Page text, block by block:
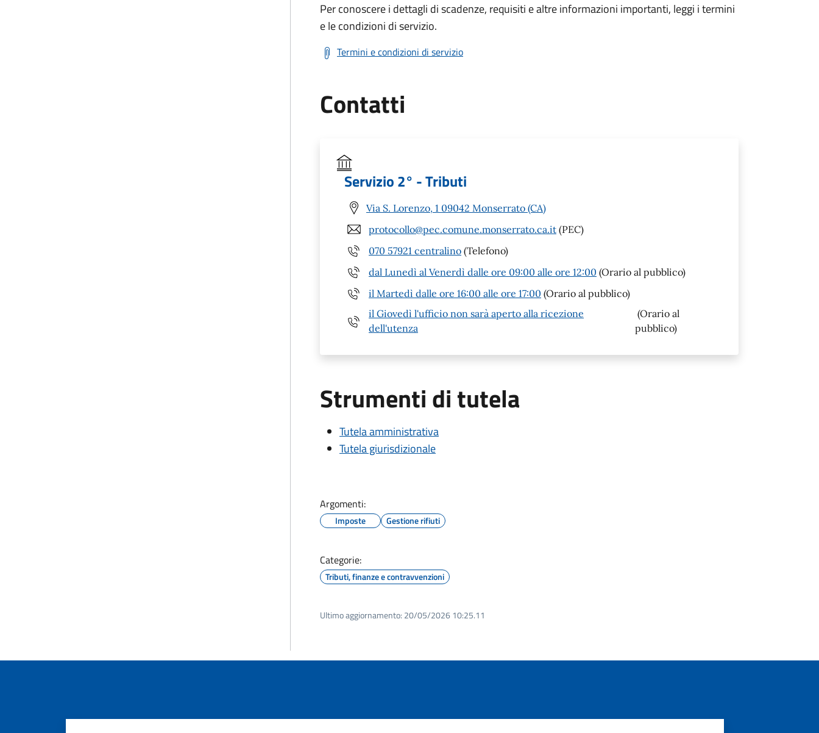
Per conoscere i dettagli di scadenze, requisiti e altre informazioni importanti, leggi i termini
e le condizioni di servizio.
Termini e condizioni di servizio
Contatti
Servizio 2° - Tributi
Via S. Lorenzo, 1 09042 Monserrato (CA)
protocollo@pec.comune.monserrato.ca.it (PEC)
070 57921 centralino (Telefono)
dal Lunedì al Venerdì dalle ore 09:00 alle ore 12:00 (Orario al pubblico)
il Martedì dalle ore 16:00 alle ore 17:00 (Orario al pubblico)
il Giovedì l'ufficio non sarà aperto alla ricezione
dell'utenza
(Orario al
pubblico)
Strumenti di tutela
Tutela amministrativa
Tutela giurisdizionale
Argomenti:
Imposte Gestione rifiuti
Categorie:
Tributi, finanze e contravvenzioni
Ultimo aggiornamento: 20/05/2026 10:25.11